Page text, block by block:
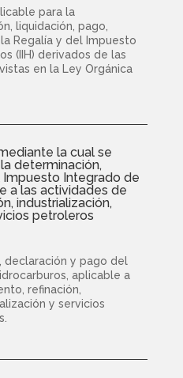
para la
liquidación, pago,
Regalía y del Impuesto
(IIH) derivados de las
en la Ley Orgánica
la cual se
determinación,
Integrado de
a las actividades de
industrialización,
petroleros
declaración y pago del
aplicable a
refinación,
y servicios